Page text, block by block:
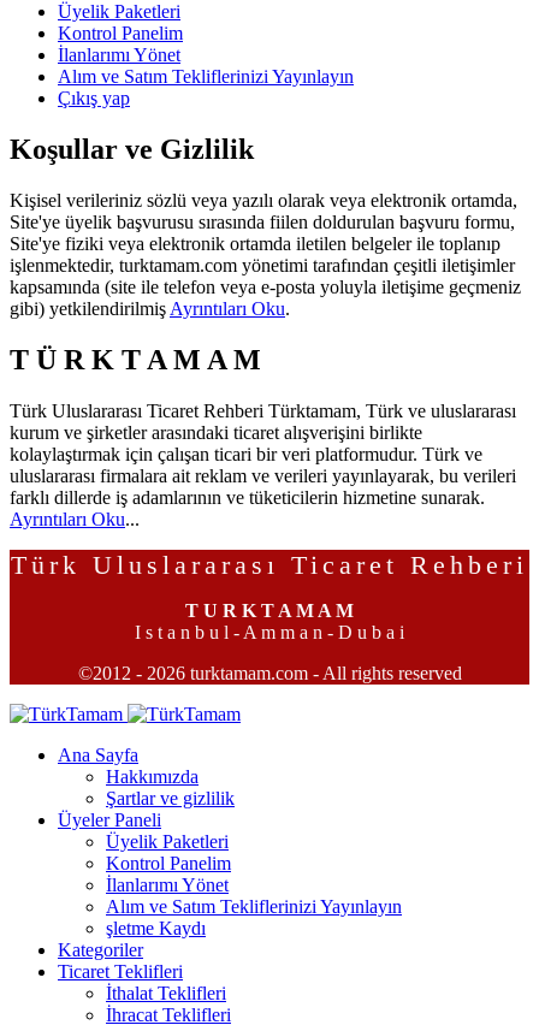
Üyelik Paketleri
Kontrol Panelim
İlanlarımı Yönet
Alım ve Satım Tekliflerinizi Yayınlayın
Çıkış yap
Koşullar ve Gizlilik
Kişisel verileriniz sözlü veya yazılı olarak veya elektronik ortamda,
Site'ye üyelik başvurusu sırasında fiilen doldurulan başvuru formu,
Site'ye fiziki veya elektronik ortamda iletilen belgeler ile toplanıp
işlenmektedir, turktamam.com yönetimi tarafından çeşitli iletişimler
kapsamında (site ile telefon veya e-posta yoluyla iletişime geçmeniz
gibi) yetkilendirilmiş Ayrıntıları Oku.
T Ü R K T A M A M
Türk Uluslararası Ticaret Rehberi Türktamam, Türk ve uluslararası
kurum ve şirketler arasındaki ticaret alışverişini birlikte
kolaylaştırmak için çalışan ticari bir veri platformudur. Türk ve
uluslararası firmalara ait reklam ve verileri yayınlayarak, bu verileri
farklı dillerde iş adamlarının ve tüketicilerin hizmetine sunarak.
Ayrıntıları Oku...
Türk Uluslararası Ticaret Rehberi
T U R K T A M A M
I s t a n b u l - A m m a n - D u b a i
©2012 - 2026 turktamam.com - All rights reserved
Ana Sayfa
Hakkımızda
Şartlar ve gizlilik
Üyeler Paneli
Üyelik Paketleri
Kontrol Panelim
İlanlarımı Yönet
Alım ve Satım Tekliflerinizi Yayınlayın
şletme Kaydı
Kategoriler
Ticaret Teklifleri
İthalat Teklifleri
İhracat Teklifleri